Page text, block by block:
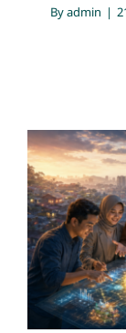
Byadmin |